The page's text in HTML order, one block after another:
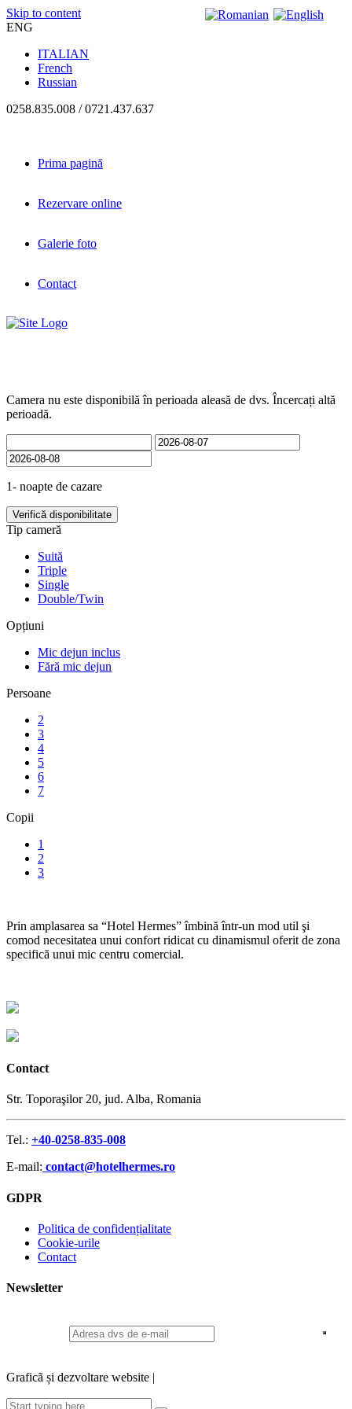
Skip to content
ENG
ITALIAN
French
Russian
0258.835.008 / 0721.437.637
Prima pagină
Rezervare online
Galerie foto
Contact
Camera nu este disponibilă în perioada aleasă de dvs. Încercați altă
perioadă.
1- noapte de cazare
Verifică disponibilitate
Tip cameră
Suită
Triple
Single
Double/Twin
Opțiuni
Mic dejun inclus
Fără mic dejun
Persoane
2
3
4
5
6
7
Copii
1
2
3
Prin amplasarea sa “Hotel Hermes” îmbină într-un mod util şi
comod necesitatea unui confort ridicat cu dinamismul oferit de zona
specifică unui mic centru comercial.
Contact
Str. Toporaşilor 20, jud. Alba, Romania
Tel.: +40-0258-835-008
E-mail: contact@hotelhermes.ro
GDPR
Politica de confidențialitate
Cookie-urile
Contact
Newsletter
Graficã și dezvoltare website |